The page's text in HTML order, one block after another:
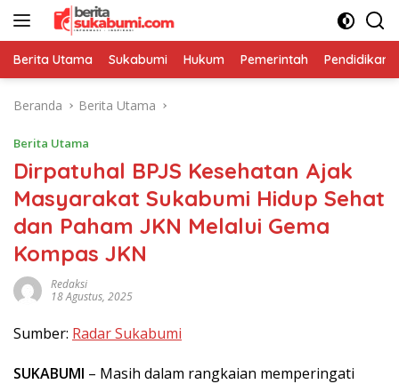
Langsung
Berita Utama Sukabumi Hukum Pemerintah Pendidikan
Beranda Berita Utama
Berita Utama
Dirpatuhal BPJS Kesehatan Ajak
Masyarakat Sukabumi Hidup Sehat
dan Paham JKN Melalui Gema
Kompas JKN
Redaksi
18 Agustus, 2025
Sumber: Radar Sukabumi
SUKABUMI – Masih dalam rangkaian memperingati